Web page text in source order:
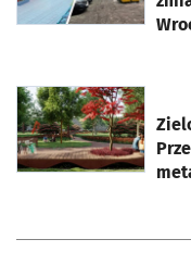
otworzy się w nowej